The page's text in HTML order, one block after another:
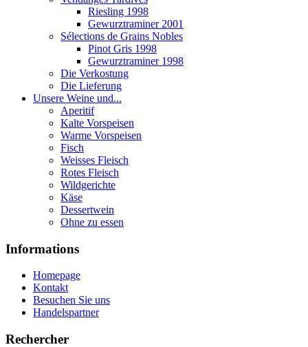
Riesling 1998
Gewurztraminer 2001
Sélections de Grains Nobles
Pinot Gris 1998
Gewurztraminer 1998
Die Verkostung
Die Lieferung
Unsere Weine und...
Aperitif
Kalte Vorspeisen
Warme Vorspeisen
Fisch
Weisses Fleisch
Rotes Fleisch
Wildgerichte
Käse
Dessertwein
Ohne zu essen
Informations
Homepage
Kontakt
Besuchen Sie uns
Handelspartner
Rechercher